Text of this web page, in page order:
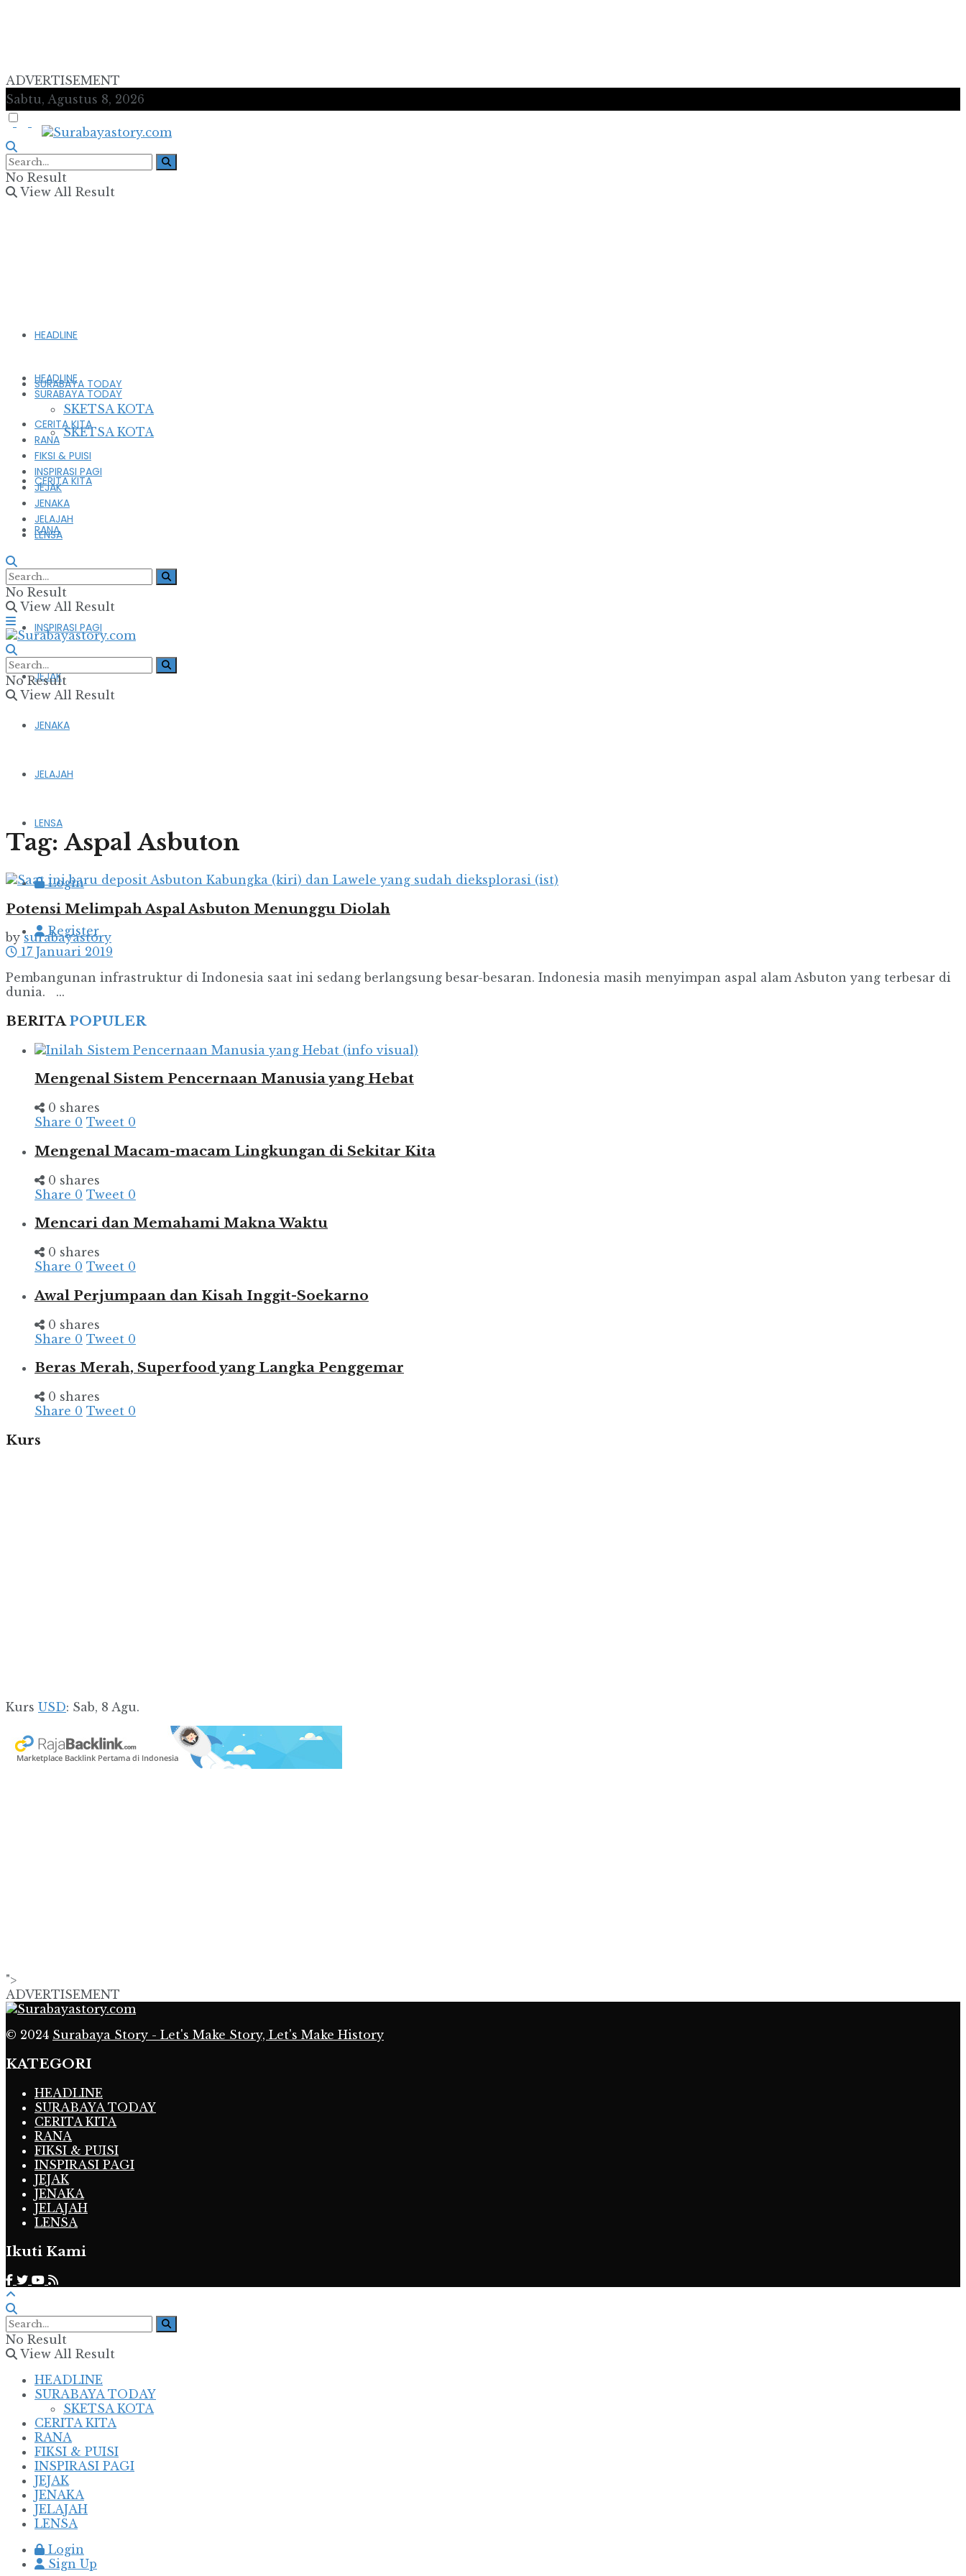
ADVERTISEMENT
Sabtu, Agustus 8, 2026
No Result
View All Result
HEADLINE
SURABAYA TODAY
SKETSA KOTA
CERITA KITA
RANA
FIKSI & PUISI
INSPIRASI PAGI
JEJAK
JENAKA
JELAJAH
LENSA
Login
Register
HEADLINE
SURABAYA TODAY
SKETSA KOTA
CERITA KITA
RANA
FIKSI & PUISI
INSPIRASI PAGI
JEJAK
JENAKA
JELAJAH
LENSA
No Result
View All Result
No Result
View All Result
Tag: Aspal Asbuton
Potensi Melimpah Aspal Asbuton Menunggu Diolah
by surabayastory
17 Januari 2019
Pembangunan infrastruktur di Indonesia saat ini sedang berlangsung besar-besaran. Indonesia masih menyimpan aspal alam Asbuton yang terbesar di
dunia. ...
BERITAPOPULER
Mengenal Sistem Pencernaan Manusia yang Hebat
0 shares
Share 0 Tweet 0
Mengenal Macam-macam Lingkungan di Sekitar Kita
0 shares
Share 0 Tweet 0
Mencari dan Memahami Makna Waktu
0 shares
Share 0 Tweet 0
Awal Perjumpaan dan Kisah Inggit-Soekarno
0 shares
Share 0 Tweet 0
Beras Merah, Superfood yang Langka Penggemar
0 shares
Share 0 Tweet 0
Kurs
Kurs USD: Sab, 8 Agu.
">
ADVERTISEMENT
© 2024 Surabaya Story - Let's Make Story, Let's Make History
KATEGORI
HEADLINE
SURABAYA TODAY
CERITA KITA
RANA
FIKSI & PUISI
INSPIRASI PAGI
JEJAK
JENAKA
JELAJAH
LENSA
Ikuti Kami
No Result
View All Result
HEADLINE
SURABAYA TODAY
SKETSA KOTA
CERITA KITA
RANA
FIKSI & PUISI
INSPIRASI PAGI
JEJAK
JENAKA
JELAJAH
LENSA
Login
Sign Up